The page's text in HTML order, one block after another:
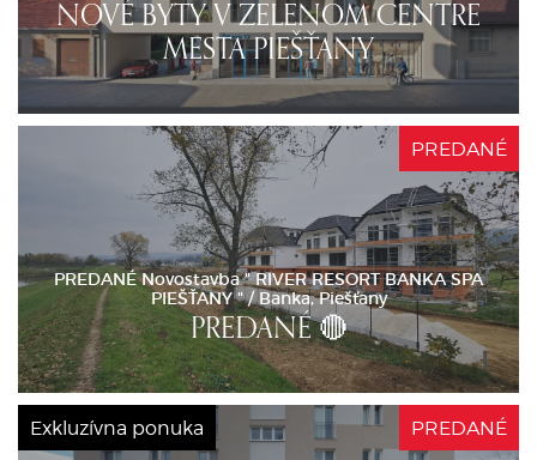
NOVÉ BYTY V ZELENOM CENTRE
MESTA PIEŠŤANY
PREDANÉ Novostavba " RIVER RESORT BANKA SPA
PIEŠŤANY " / Banka, Piešťany
PREDANÉ 🔴
PREDANÉ
Exkluzívna ponuka PREDANÉ